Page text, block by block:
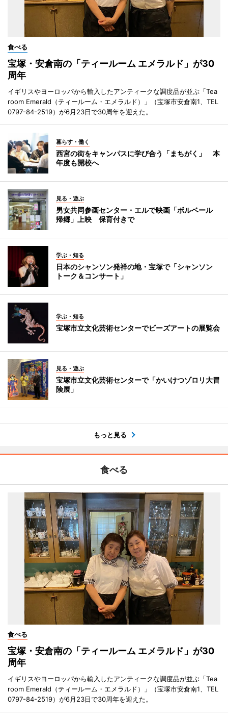
食べる
宝塚・安倉南の「ティールーム エメラルド」が30
周年
イギリスやヨーロッパから輸入したアンティークな調度品が並ぶ「Tea
room Emerald（ティールーム・エメラルド）」（宝塚市安倉南1、TEL
0797-84-2519）が6月23日で30周年を迎えた。
暮らす・働く
西宮の街をキャンパスに学び合う「まちがく」 本
年度も開校へ
見る・遊ぶ
男女共同参画センター・エルで映画「ボルベール
帰郷」上映 保育付きで
学ぶ・知る
日本のシャンソン発祥の地・宝塚で「シャンソン
トーク＆コンサート」
学ぶ・知る
宝塚市立文化芸術センターでビーズアートの展覧会
見る・遊ぶ
宝塚市立文化芸術センターで「かいけつゾロリ大冒
険展」
もっと見る
食べる
食べる
宝塚・安倉南の「ティールーム エメラルド」が30
周年
イギリスやヨーロッパから輸入したアンティークな調度品が並ぶ「Tea
room Emerald（ティールーム・エメラルド）」（宝塚市安倉南1、TEL
0797-84-2519）が6月23日で30周年を迎えた。